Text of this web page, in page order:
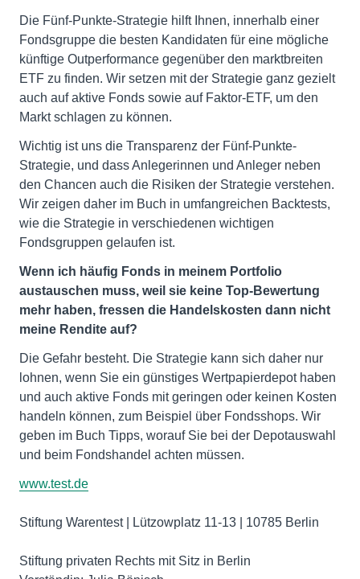
Die Fünf-Punkte-Strategie hilft Ihnen, innerhalb einer
Fondsgruppe die besten Kandidaten für eine mögliche
künftige Outperformance gegenüber den marktbreiten
ETF zu finden. Wir setzen mit der Strategie ganz gezielt
auch auf aktive Fonds sowie auf Faktor-ETF, um den
Markt schlagen zu können.
Wichtig ist uns die Transparenz der Fünf-Punkte-
Strategie, und dass Anlegerinnen und Anleger neben
den Chancen auch die Risiken der Strategie verstehen.
Wir zeigen daher im Buch in umfangreichen Backtests,
wie die Strategie in verschiedenen wichtigen
Fondsgruppen gelaufen ist.
Wenn ich häufig Fonds in meinem Portfolio
austauschen muss, weil sie keine Top-Bewertung
mehr haben, fressen die Handelskosten dann nicht
meine Rendite auf?
Die Gefahr besteht. Die Strategie kann sich daher nur
lohnen, wenn Sie ein günstiges Wertpapierdepot haben
und auch aktive Fonds mit geringen oder keinen Kosten
handeln können, zum Beispiel über Fondsshops. Wir
geben im Buch Tipps, worauf Sie bei der Depotauswahl
und beim Fondshandel achten müssen.
www.test.de
Stiftung Warentest | Lützowplatz 11-13 | 10785 Berlin
Stiftung privaten Rechts mit Sitz in Berlin